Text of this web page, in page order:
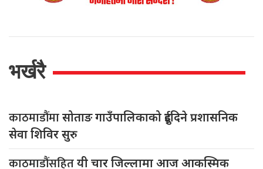
भर्खरै
काठमाडौंमासोताङ गाउँपालिकाको दुईदिने प्रशासनिक
सेवा शिविर सुरु
काठमाडौंसहितयी चार जिल्लामा आज आकस्मिक